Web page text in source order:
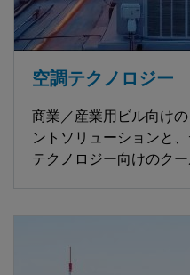
空調テクノロジー
商業／産業用ビル向け
ントソリューションと
テクノロジー向けのク